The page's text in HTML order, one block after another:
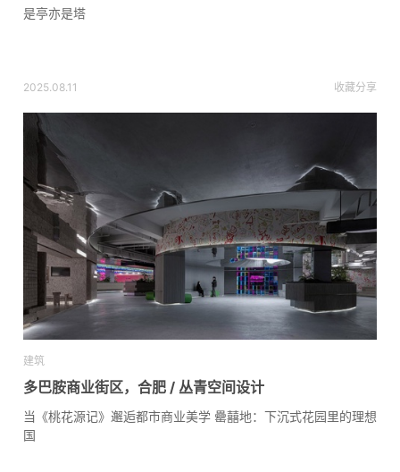
是亭亦是塔
2025.08.11 收藏分享
建筑
多巴胺商业街区，合肥 / 丛青空间设计
当《桃花源记》邂逅都市商业美学 罍囍地：下沉式花园里的理想
国